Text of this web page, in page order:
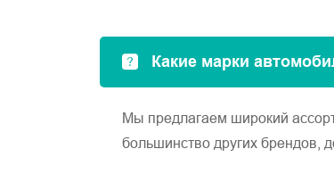
Какие марки
Мы предлагаем широкий
большинство других брендов,